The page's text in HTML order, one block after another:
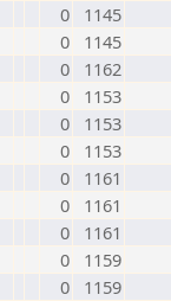
0
1145
0
1145
0
1162
0
1153
0
1153
0
1153
0
1161
0
1161
0
1161
0
1159
0
1159